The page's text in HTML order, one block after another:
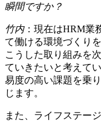
瞬間ですか？
竹内：現在はHRM業
て働ける環境づくり
こうした取り組みを
ていきたいと考えて
易度の高い課題を乗
じます。
また、ライフステー